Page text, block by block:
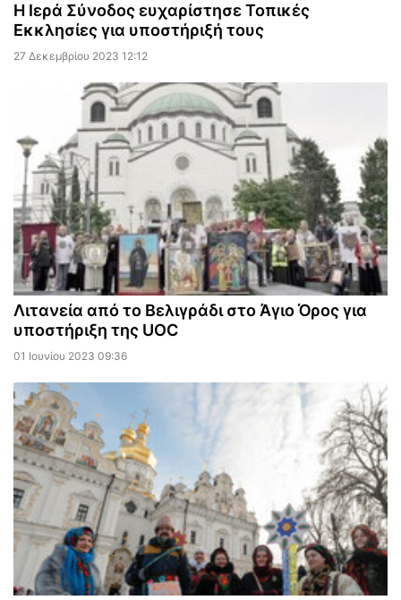
Η Ιερά Σύνοδος ευχαρίστησε Τοπικές
Εκκλησίες για υποστήριξή τους
27 Δεκεμβρίου 2023 12:12
Λιτανεία από το Βελιγράδι στο Άγιο Όρος για
υποστήριξη της UOC
01 Ιουνίου 2023 09:36